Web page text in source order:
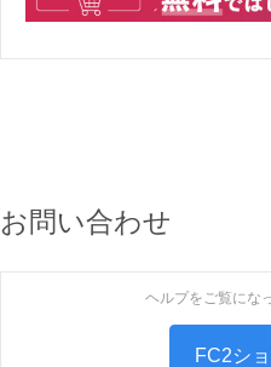
お問い合わせ
ヘルプをご覧にな
FC2シ